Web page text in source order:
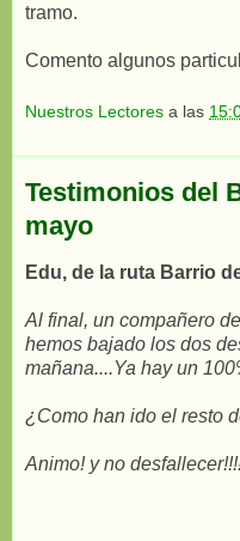
tramo.
Comento algunos
Nuestros Lectores a las
Testimonios del
mayo
Edu, de la ruta Barrio
Al final, un compañero
hemos bajado los dos
mañana....Ya hay un
¿Como han ido el resto
Animo! y no